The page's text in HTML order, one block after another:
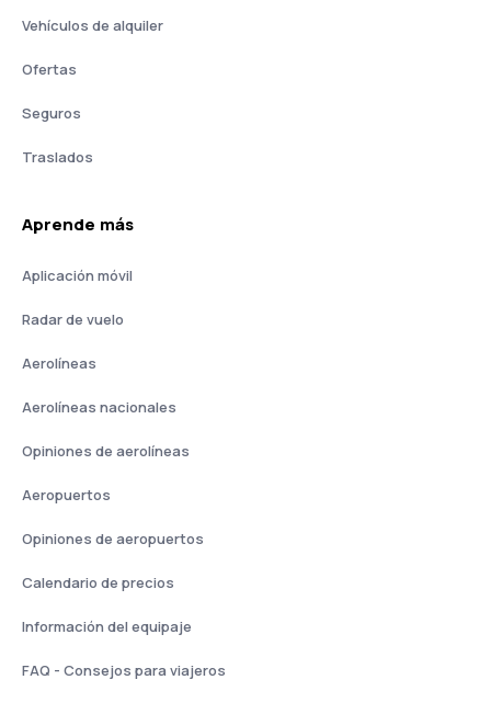
Vehículos de alquiler
Ofertas
Seguros
Traslados
Aprende más
Aplicación móvil
Radar de vuelo
Aerolíneas
Aerolíneas nacionales
Opiniones de aerolíneas
Aeropuertos
Opiniones de aeropuertos
Calendario de precios
Información del equipaje
FAQ - Consejos para viajeros